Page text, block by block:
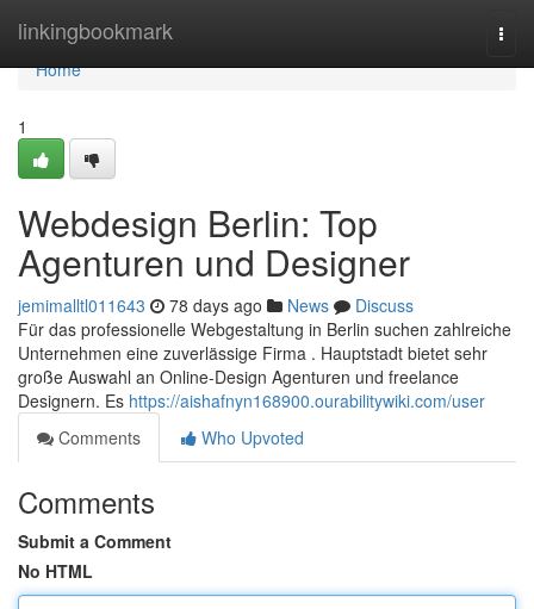
linkingbookmark
Home
Home
1
Webdesign Berlin: Top
Agenturen und Designer
jemimalltl011643 78 days ago News
Discuss
Für das professionelle Webgestaltung in Berlin suchen zahlreiche
Unternehmen eine zuverlässige Firma . Hauptstadt bietet sehr
große Auswahl an Online-Design Agenturen und freelance
Designern. Es https://aishafnyn168900.ourabilitywiki.com/user
Comments
Who Upvoted
Comments
Submit a Comment
No HTML